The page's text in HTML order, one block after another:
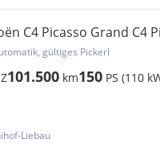
C4 Picasso Grand C4
EAT6 Shine
gültiges Pickerl
101.500 km150 PS (110
Liebau